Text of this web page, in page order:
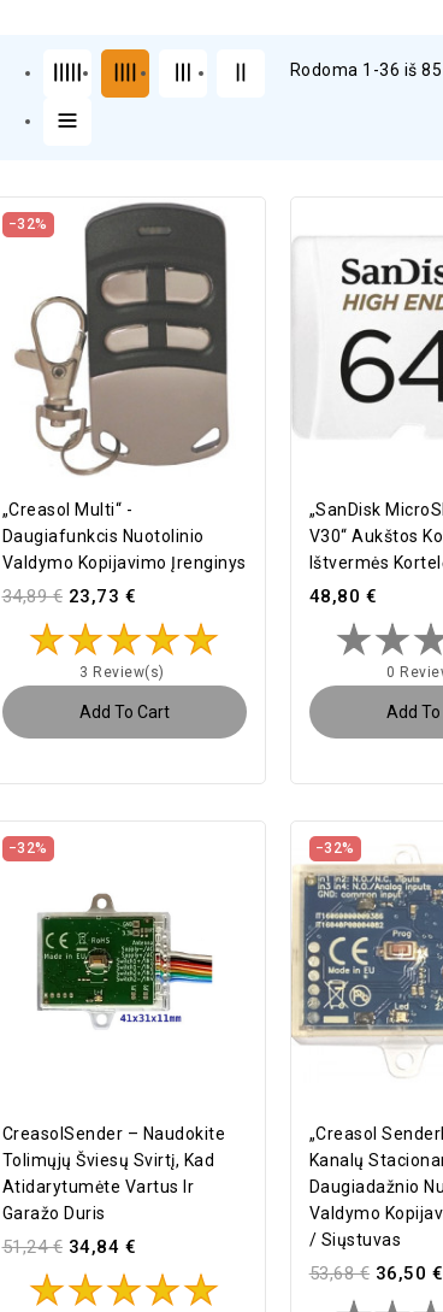
Rodoma 1-36 iš
−32%
„Creasol Multi“ -
Daugiafunkcis Nuotolinio
Valdymo Kopijavimo Įrenginys
34,89 € 23,73 €
3 Review(s)
Add To Cart
„SanDisk
V30“ Aukštos
Ištvermės
48,80 €
0
Add
−32%
CreasolSender – Naudokite
Tolimųjų Šviesų Svirtį, Kad
Atidarytumėte Vartus Ir
Garažo Duris
51,24 € 34,84 €
−32%
„Creasol
Kanalų
Daugiadažnio
Valdymo
/ Siųstuvas
53,68 € 36,50 €